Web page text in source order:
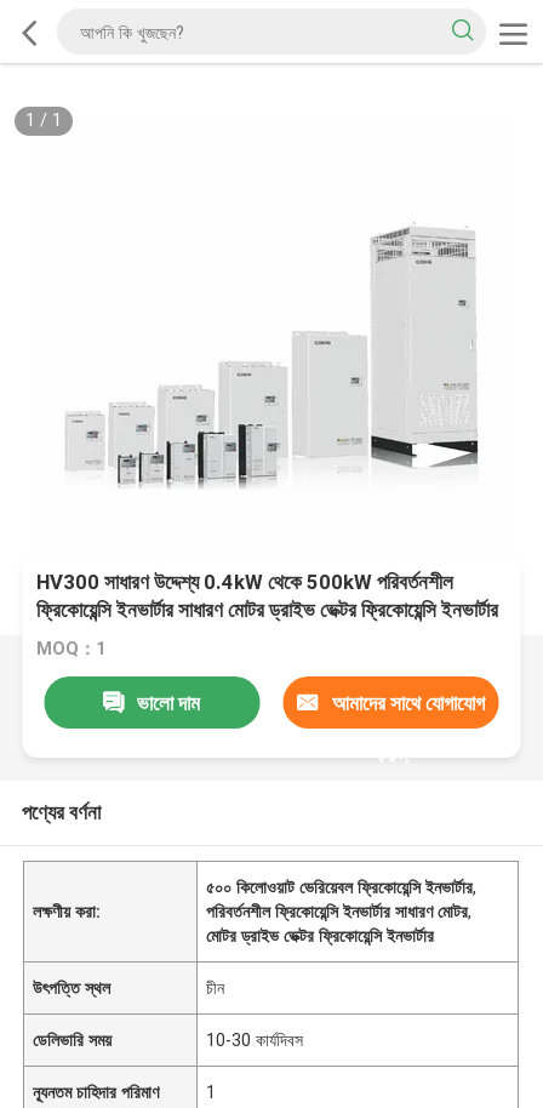
1 / 1
HV300 সাধারণ উদ্দেশ্য 0.4kW থেকে 500kW পরিবর্তনশীল
ফ্রিকোয়েন্সি ইনভার্টার সাধারণ মোটর ড্রাইভ ভেক্টর ফ্রিকোয়েন্সি ইনভার্টার
MOQ：1
ভালো দাম আমাদের সাথে যোগাযোগ
করুন
পণ্যের বর্ণনা
লক্ষণীয় করা:
৫০০ কিলোওয়াট ভেরিয়েবল ফ্রিকোয়েন্সি ইনভার্টার,
পরিবর্তনশীল ফ্রিকোয়েন্সি ইনভার্টার সাধারণ মোটর,
মোটর ড্রাইভ ভেক্টর ফ্রিকোয়েন্সি ইনভার্টার
উৎপত্তি স্থল চীন
ডেলিভারি সময় 10-30 কার্যদিবস
ন্যূনতম চাহিদার পরিমাণ 1